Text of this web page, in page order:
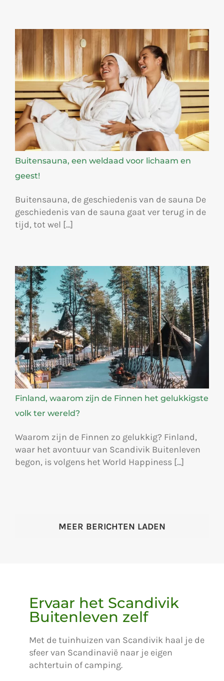
Buitensauna, een weldaad voor lichaam en
geest!
Buitensauna, de geschiedenis van de sauna De
geschiedenis van de sauna gaat ver terug in de
tijd, tot wel [...]
Finland, waarom zijn de Finnen het gelukkigste
volk ter wereld?
Waarom zijn de Finnen zo gelukkig? Finland,
waar het avontuur van Scandivik Buitenleven
begon, is volgens het World Happiness [...]
MEER BERICHTEN LADEN
Ervaar het Scandivik
Buitenleven zelf
Met de tuinhuizen van Scandivik haal je de
sfeer van Scandinavië naar je eigen
achtertuin of camping.